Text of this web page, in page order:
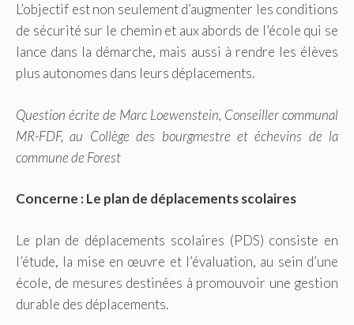
L’objectif est non seulement d’augmenter les conditions
de sécurité sur le chemin et aux abords de l’école qui se
lance dans la démarche, mais aussi à rendre les élèves
plus autonomes dans leurs déplacements.
Question écrite de Marc Loewenstein, Conseiller communal
MR-FDF, au Collège des bourgmestre et échevins de la
commune de Forest
Concerne : Le plan de déplacements scolaires
Le plan de déplacements scolaires (PDS) consiste en
l’étude, la mise en œuvre et l’évaluation, au sein d’une
école, de mesures destinées à promouvoir une gestion
durable des déplacements.